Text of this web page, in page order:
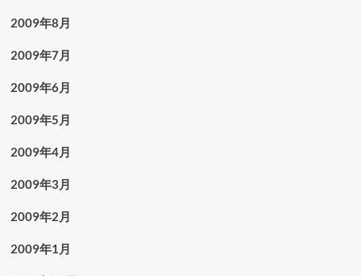
2009年8月
2009年7月
2009年6月
2009年5月
2009年4月
2009年3月
2009年2月
2009年1月